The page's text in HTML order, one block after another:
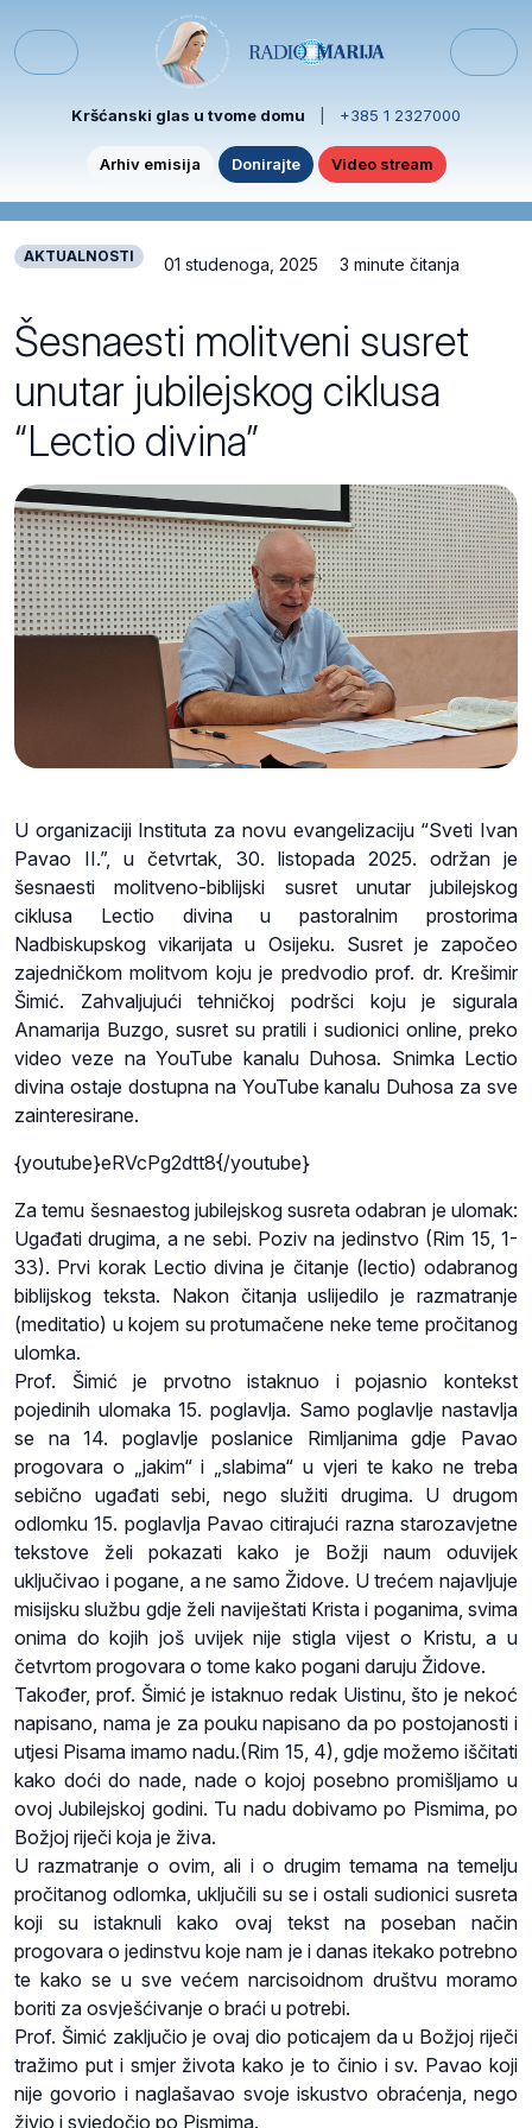
Menu
Kršćanski glas u tvome domu +385 1 2327000
Arhiv emisija Donirajte Video stream
AKTUALNOSTI 01 studenoga, 2025 3 minute čitanja
Šesnaesti molitveni susret
unutar jubilejskog ciklusa
“Lectio divina”
U organizaciji Instituta za novu evangelizaciju “Sveti Ivan
Pavao II.”, u četvrtak, 30. listopada 2025. održan je
šesnaesti molitveno-biblijski susret unutar jubilejskog
ciklusa Lectio divina u pastoralnim prostorima
Nadbiskupskog vikarijata u Osijeku. Susret je započeo
zajedničkom molitvom koju je predvodio prof. dr. Krešimir
Šimić. Zahvaljujući tehničkoj podršci koju je sigurala
Anamarija Buzgo, susret su pratili i sudionici online, preko
video veze na YouTube kanalu Duhosa. Snimka Lectio
divina ostaje dostupna na YouTube kanalu Duhosa za sve
zainteresirane.
{youtube}eRVcPg2dtt8{/youtube}
Za temu šesnaestog jubilejskog susreta odabran je ulomak:
Ugađati drugima, a ne sebi. Poziv na jedinstvo (Rim 15, 1-
33). Prvi korak Lectio divina je čitanje (lectio) odabranog
biblijskog teksta. Nakon čitanja uslijedilo je razmatranje
(meditatio) u kojem su protumačene neke teme pročitanog
ulomka.
Prof. Šimić je prvotno istaknuo i pojasnio kontekst
pojedinih ulomaka 15. poglavlja. Samo poglavlje nastavlja
se na 14. poglavlje poslanice Rimljanima gdje Pavao
progovara o „jakim“ i „slabima“ u vjeri te kako ne treba
sebično ugađati sebi, nego služiti drugima. U drugom
odlomku 15. poglavlja Pavao citirajući razna starozavjetne
tekstove želi pokazati kako je Božji naum oduvijek
uključivao i pogane, a ne samo Židove. U trećem najavljuje
misijsku službu gdje želi naviještati Krista i poganima, svima
onima do kojih još uvijek nije stigla vijest o Kristu, a u
četvrtom progovara o tome kako pogani daruju Židove.
Također, prof. Šimić je istaknuo redak Uistinu, što je nekoć
napisano, nama je za pouku napisano da po postojanosti i
utjesi Pisama imamo nadu.(Rim 15, 4), gdje možemo iščitati
kako doći do nade, nade o kojoj posebno promišljamo u
ovoj Jubilejskoj godini. Tu nadu dobivamo po Pismima, po
Božjoj riječi koja je živa.
U razmatranje o ovim, ali i o drugim temama na temelju
pročitanog odlomka, uključili su se i ostali sudionici susreta
koji su istaknuli kako ovaj tekst na poseban način
progovara o jedinstvu koje nam je i danas itekako potrebno
te kako se u sve većem narcisoidnom društvu moramo
boriti za osvješćivanje o braći u potrebi.
Prof. Šimić zaključio je ovaj dio poticajem da u Božjoj riječi
tražimo put i smjer života kako je to činio i sv. Pavao koji
nije govorio i naglašavao svoje iskustvo obraćenja, nego
živio i svjedočio po Pismima.